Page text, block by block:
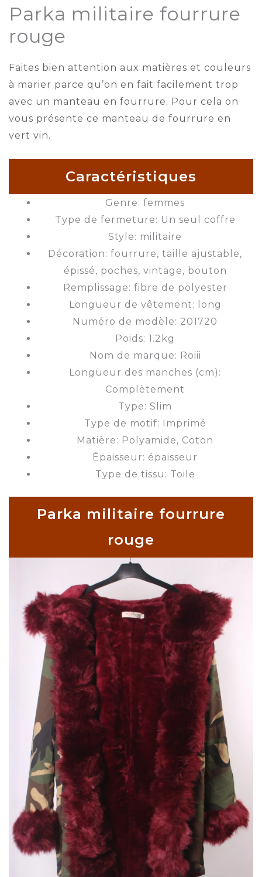
Parka militaire fourrure
rouge
Faites bien attention aux matières et couleurs
à marier parce qu’on en fait facilement trop
avec un manteau en fourrure. Pour cela on
vous présente ce manteau de fourrure en
vert vin.
Caractéristiques
Genre: femmes
Type de fermeture: Un seul coffre
Style: militaire
Décoration: fourrure, taille ajustable,
épissé, poches, vintage, bouton
Remplissage: fibre de polyester
Longueur de vêtement: long
Numéro de modèle: 201720
Poids: 1.2kg
Nom de marque: Roiii
Longueur des manches (cm):
Complètement
Type: Slim
Type de motif: Imprimé
Matière: Polyamide, Coton
Épaisseur: épaisseur
Type de tissu: Toile
Parka militaire fourrure
rouge